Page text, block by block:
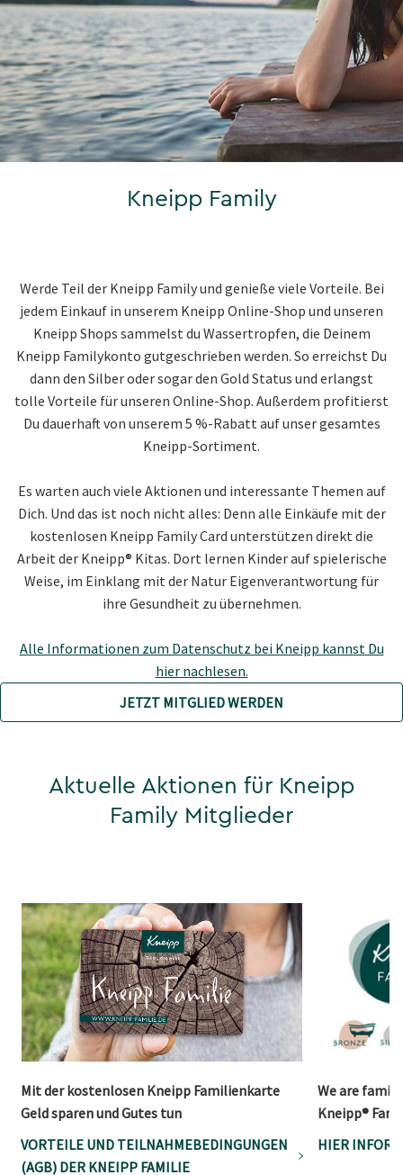
Kneipp Family
Werde Teil der Kneipp Family und genieße viele Vorteile. Bei
jedem Einkauf in unserem Kneipp Online-Shop und unseren
Kneipp Shops sammelst du Wassertropfen, die Deinem
Kneipp Familykonto gutgeschrieben werden. So erreichst Du
dann den Silber oder sogar den Gold Status und erlangst
tolle Vorteile für unseren Online-Shop. Außerdem profitierst
Du dauerhaft von unserem 5 %-Rabatt auf unser gesamtes
Kneipp-Sortiment.
Es warten auch viele Aktionen und interessante Themen auf
Dich. Und das ist noch nicht alles: Denn alle Einkäufe mit der
kostenlosen Kneipp Family Card unterstützen direkt die
Arbeit der Kneipp® Kitas. Dort lernen Kinder auf spielerische
Weise, im Einklang mit der Natur Eigenverantwortung für
ihre Gesundheit zu übernehmen.
Alle Informationen zum Datenschutz bei Kneipp kannst Du
hier nachlesen.
JETZT MITGLIED WERDEN
Aktuelle Aktionen für Kneipp
Family Mitglieder
Mit der kostenlosen Kneipp Familienkarte
Geld sparen und Gutes tun
VORTEILE UND TEILNAHMEBEDINGUNGEN
(AGB) DER KNEIPP FAMILIE
We are
Kneipp®
HIER